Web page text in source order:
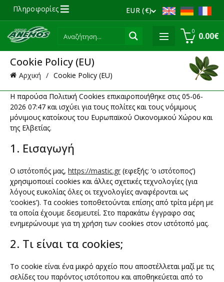
EUR (€)
Πληροφορίες
0 0.00€
Cookie Policy (EU)
Αρχική Cookie Policy (EU)
Η παρούσα Πολιτική Cookies επικαιροποιήθηκε στις 05-06-
2026 07:47 και ισχύει για τους πολίτες και τους νόμιμους
μόνιμους κατοίκους του Ευρωπαϊκού Οικονομικού Χώρου και
της Ελβετίας.
1. Εισαγωγή
Ο ιστότοπός μας, https://mastic.gr (εφεξής: ‘ο ιστότοπος’)
χρησιμοποιεί cookies και άλλες σχετικές τεχνολογίες (για
λόγους ευκολίας όλες οι τεχνολογίες αναφέρονται ως
‘cookies’). Τα cookies τοποθετούνται επίσης από τρίτα μέρη με
τα οποία έχουμε δεσμευτεί. Στο παρακάτω έγγραφο σας
ενημερώνουμε για τη χρήση των cookies στον ιστότοπό μας.
2. Τι είναι τα cookies;
Το cookie είναι ένα μικρό αρχείο που αποστέλλεται μαζί με τις
σελίδες του παρόντος ιστότοπου και αποθηκεύεται από το